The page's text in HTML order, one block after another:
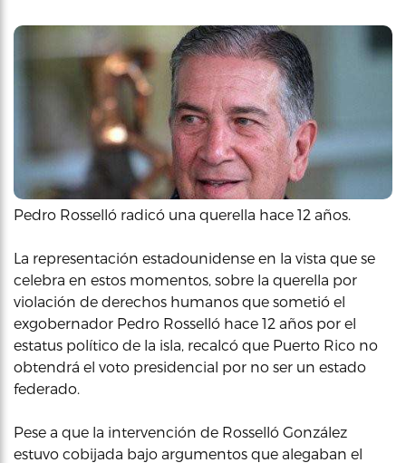
Pedro Rosselló radicó una querella hace 12 años.
La representación estadounidense en la vista que se
celebra en estos momentos, sobre la querella por
violación de derechos humanos que sometió el
exgobernador Pedro Rosselló hace 12 años por el
estatus político de la isla, recalcó que Puerto Rico no
obtendrá el voto presidencial por no ser un estado
federado.
Pese a que la intervención de Rosselló González
estuvo cobijada bajo argumentos que alegaban el